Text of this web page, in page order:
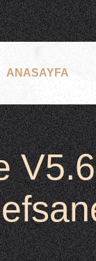
ANASAYFA